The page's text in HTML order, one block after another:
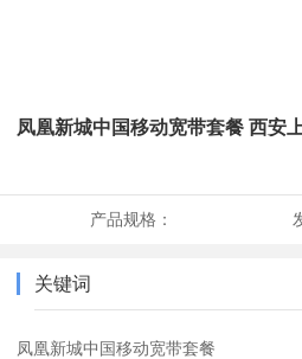
凤凰新城中国移动宽带套餐 西安
产品规格：
关键词
凤凰新城中国移动宽带套餐